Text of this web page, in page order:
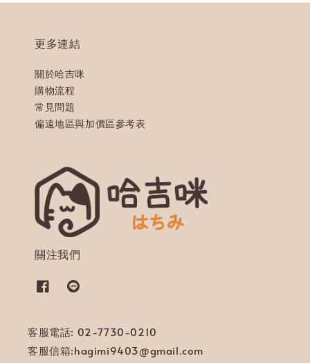
更多連結
關於哈吉咪
購物流程
常見問題
偏遠地區與加價區參考表
關注我們
客服電話: 02-7730-0210
客服信箱:hagimi9403@gmail.com